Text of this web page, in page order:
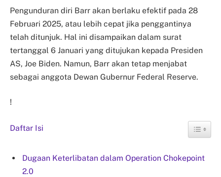
Pengunduran diri Barr akan berlaku efektif pada 28
Februari 2025, atau lebih cepat jika penggantinya
telah ditunjuk. Hal ini disampaikan dalam surat
tertanggal 6 Januari yang ditujukan kepada Presiden
AS, Joe Biden. Namun, Barr akan tetap menjabat
sebagai anggota Dewan Gubernur Federal Reserve.
!
Daftar Isi
Dugaan Keterlibatan dalam Operation Chokepoint
2.0